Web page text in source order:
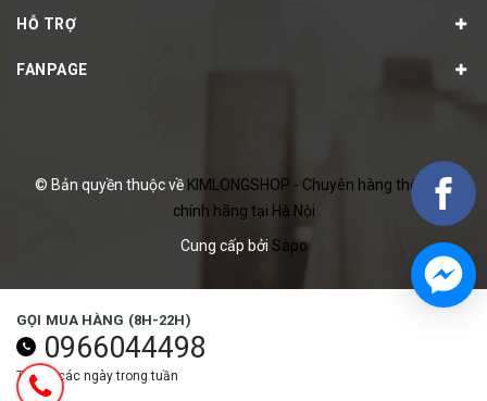
HỖ TRỢ
FANPAGE
© Bản quyền thuộc về KIMLONGSHOP - Chuyên hàng thể thao
chính hãng tại Hà Nội
Cung cấp bởi Sapo
GỌI MUA HÀNG (8H-22H)
0966044498
Tất cả các ngày trong tuần